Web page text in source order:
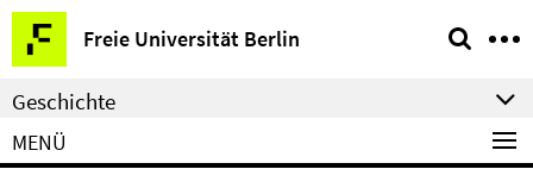
Springe
direkt
zu
Inhalt
Freie Universität Berlin
Service-
Navigation
Geschichte
MENÜ